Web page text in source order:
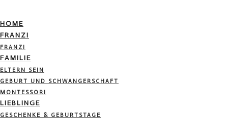
HOME
FRANZI
FRANZI
FAMILIE
ELTERN SEIN
GEBURT UND SCHWANGERSCHAFT
MONTESSORI
LIEBLINGE
GESCHENKE & GEBURTSTAGE